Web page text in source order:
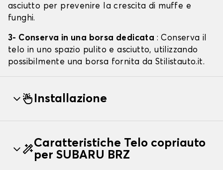
asciutto per prevenire la crescita di muffe e
funghi.
3- Conserva in una borsa dedicata : Conserva il
telo in uno spazio pulito e asciutto, utilizzando
possibilmente una borsa fornita da Stilistauto.it.
Installazione
Caratteristiche Telo copriauto
per SUBARU BRZ